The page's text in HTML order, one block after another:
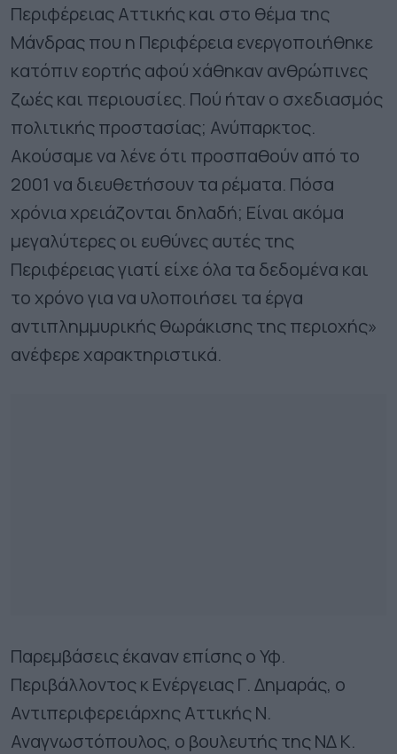
Περιφέρειας Αττικής και στο θέμα της
Μάνδρας που η Περιφέρεια ενεργοποιήθηκε
κατόπιν εορτής αφού χάθηκαν ανθρώπινες
ζωές και περιουσίες. Πού ήταν ο σχεδιασμός
πολιτικής προστασίας; Ανύπαρκτος.
Ακούσαμε να λένε ότι προσπαθούν από το
2001 να διευθετήσουν τα ρέματα. Πόσα
χρόνια χρειάζονται δηλαδή; Είναι ακόμα
μεγαλύτερες οι ευθύνες αυτές της
Περιφέρειας γιατί είχε όλα τα δεδομένα και
το χρόνο για να υλοποιήσει τα έργα
αντιπλημμυρικής θωράκισης της περιοχής»
ανέφερε χαρακτηριστικά.
Παρεμβάσεις έκαναν επίσης ο Υφ.
Περιβάλλοντος κ Ενέργειας Γ. Δημαράς, ο
Αντιπεριφερειάρχης Αττικής Ν.
Αναγνωστόπουλος, ο βουλευτής της ΝΔ Κ.